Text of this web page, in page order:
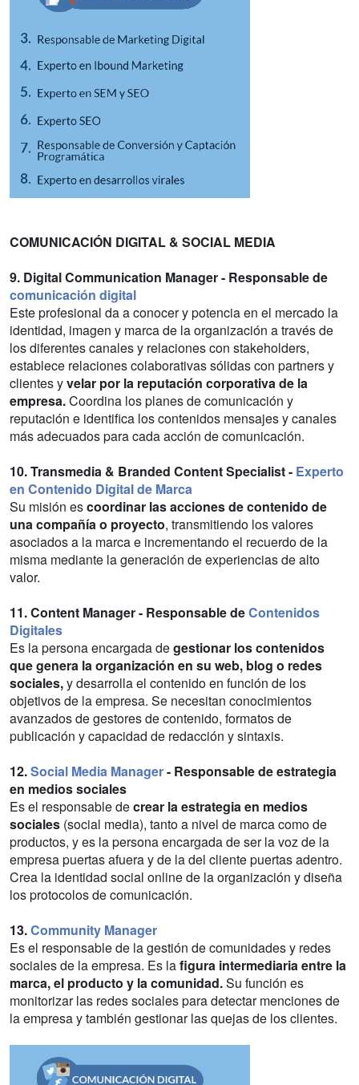
COMUNICACIÓN DIGITAL & SOCIAL MEDIA
9. Digital Communication Manager - Responsable de
comunicación digital
Este profesional da a conocer y potencia en el mercado la
identidad, imagen y marca de la organización a través de
los diferentes canales y relaciones con stakeholders,
establece relaciones colaborativas sólidas con partners y
clientes yvelar por la reputación corporativa de la
empresa.Coordina los planes de comunicación y
reputación e identifica los contenidos mensajes y canales
más adecuados para cada acción de comunicación.
10. Transmedia & Branded Content Specialist - Experto
en Contenido Digital de Marca
Su misión escoordinar las acciones de contenido de
una compañía o proyecto, transmitiendo los valores
asociados a la marca e incrementando el recuerdo de la
misma mediante la generación de experiencias de alto
valor.
11. Content Manager - Responsable deContenidos
Digitales
Es la persona encargada degestionar los contenidos
que genera la organización en su web, blog o redes
sociales,y desarrolla el contenido en función de los
objetivos de la empresa. Se necesitan conocimientos
avanzados de gestores de contenido, formatos de
publicación y capacidad de redacción y sintaxis.
12.Social Media Manager- Responsable de estrategia
en medios sociales
Es el responsable decrear la estrategia en medios
sociales (social media), tanto a nivel de marca como de
productos, y es la persona encargada de ser la voz de la
empresa puertas afuera y de la del cliente puertas adentro.
Crea la identidad social online de la organización y diseña
los protocolos de comunicación.
13.Community Manager
Es el responsable de la gestión de comunidades y redes
sociales de la empresa. Es lafigura intermediaria entre la
marca, el producto y la comunidad.Su función es
monitorizar las redes sociales para detectar menciones de
la empresa y también gestionar las quejas de los clientes.